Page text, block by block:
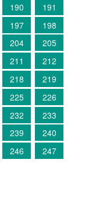
190
191
197
198
204
205
211
212
218
219
225
226
232
233
239
240
246
247